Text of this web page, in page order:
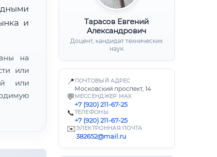
Тарасов Евгений
Александрович
Доцент, кандидат технических
наук
📍 ПОЧТОВЫЙ АДРЕС
Московский проспект, 14
💬 МЕССЕНДЖЕР MAX
+7 (920) 211-67-25
📞ТЕЛЕФОНЫ
+7 (920) 211-67-25
✉️ЭЛЕКТРОННАЯ ПОЧТА
382652@mail.ru
и
на
или
или